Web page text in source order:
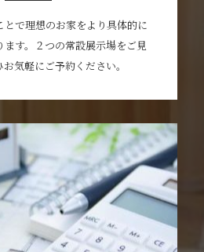
で理想のお家をより具体的に
ます。２つの常設展示場をご見
気軽にご予約ください。